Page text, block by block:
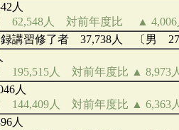
人
62,548人 対前年度比 ▲ 4,006
講習修了者 37,738人 〔男
195,515人 対前年度比 ▲ 8,973
人
144,409人 対前年度比 ▲ 6,363
人